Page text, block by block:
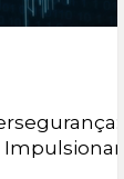
Impulsionar